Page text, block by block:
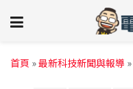
首頁 »最新科技新聞與報導 »